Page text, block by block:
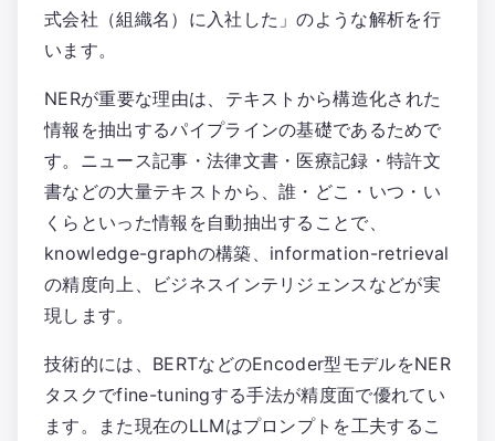
式会社（組織名）に入社した」のような解析を行
います。
NERが重要な理由は、テキストから構造化された
情報を抽出するパイプラインの基礎であるためで
す。ニュース記事・法律文書・医療記録・特許文
書などの大量テキストから、誰・どこ・いつ・い
くらといった情報を自動抽出することで、
knowledge-graphの構築、information-retrieval
の精度向上、ビジネスインテリジェンスなどが実
現します。
技術的には、BERTなどのEncoder型モデルをNER
タスクでfine-tuningする手法が精度面で優れてい
ます。また現在のLLMはプロンプトを工夫するこ